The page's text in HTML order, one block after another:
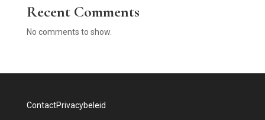
Recent Comments
No comments to show.
ContactPrivacybeleid